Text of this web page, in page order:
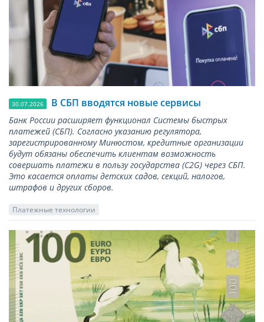
30.07.2026 В СБП вводятся новые сервисы
Банк России расширяет функционал Системы быстрых
платежей (СБП). Согласно указанию регулятора,
зарегистрированному Минюстом, кредитные организации
будут обязаны обеспечить клиентам возможность
совершать платежи в пользу государства (С2G) через СБП.
Это касается оплаты детских садов, секций, налогов,
штрафов и других сборов.
Платежные технологии